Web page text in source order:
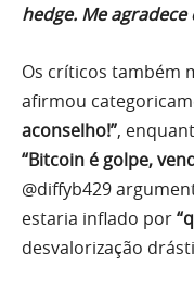
hedge. Me agradece
Os críticos também
afirmou
aconselho!”,
“Bitcoin é golpe,
@diffyb429
estaria inflado por
desvalorização